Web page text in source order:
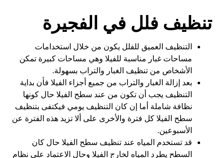
تنظيف فلل في الفجيرة
التنظيف العميق للفلل يكون من خلال استخدامات
مساحات غبار مناسبة للفيلا وهي مساحات كبيرة تمكن
الأشخاص من تنظيف الغبار والتراب بسهولة.
بعد إزالة الغبار والتراب من جميع أجزاء الفيلا فأن بداية
التنظيف يجب أن تكون من عند سطح الفيلا حال كونها
نظافة شاملة أما إن كان التنظيف يومي فيكتفى بتنظيف
سطح الفيلا كل فترة والأخرى على ألا تزيد هذه الفترة عن
الأسبوعين.
قد تستخدم المياه عند تنظيف سطح الفيلا حال كان
السطح يطرد المياه لخارج الفيلا وحال الاعتماد على نظام